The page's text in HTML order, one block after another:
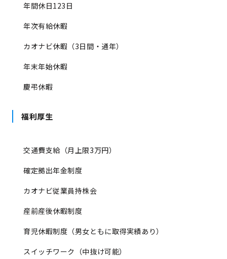
年間休日123日
年次有給休暇
カオナビ休暇（3日間・通年）
年末年始休暇
慶弔休暇
福利厚生
交通費支給（月上限3万円）
確定拠出年金制度
カオナビ従業員持株会
産前産後休暇制度
育児休暇制度（男女ともに取得実績あり）
スイッチワーク（中抜け可能）